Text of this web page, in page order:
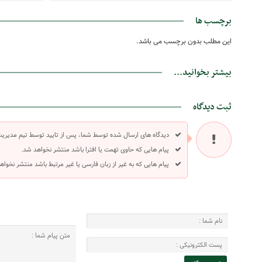
برچسب ها
این مطلب بدون برچسب می باشد.
بیشتر بخوانید...
ثبت دیدگاه
دیدگاه های ارسال شده توسط شما، پس از تایید توسط تیم
پیام هایی که حاوی تهمت یا افترا باشد منتشر نخواهد شد.
پیام هایی که به غیر از زبان فارسی یا غیر مرتبط باشد منتشر